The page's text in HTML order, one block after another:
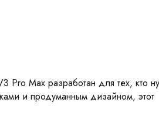
Max разработан для тех, кто
и продуманным дизайном, этот